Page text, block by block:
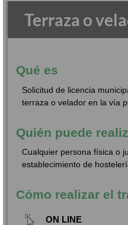
Terraza o
Qué es
Solicitud de licencia
terraza o velador en la vía
Quién puede
Cualquier persona física o
establecimiento de
Cómo realizar el
ON LINE